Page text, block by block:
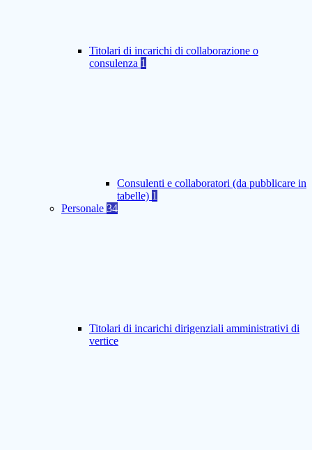
Titolari di incarichi di collaborazione o
consulenza 1
Consulenti e collaboratori (da pubblicare in
tabelle) 1
Personale 34
Titolari di incarichi dirigenziali amministrativi di
vertice